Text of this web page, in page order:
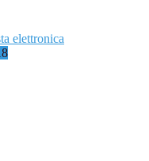
elettronica